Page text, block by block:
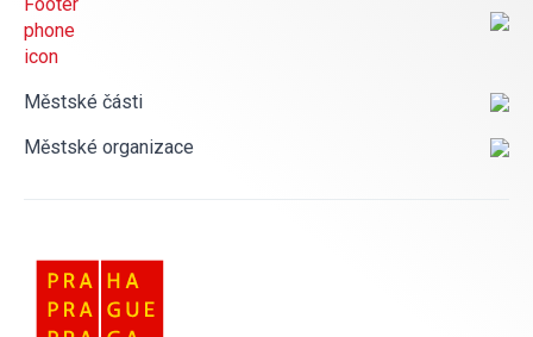
Městské části
Městské organizace